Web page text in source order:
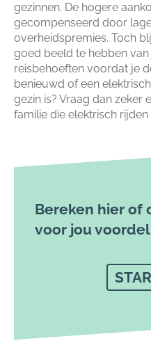
gezinnen. De hogere
gecompenseerd door
overheidspremies. Toch
goed beeld te hebben
reisbehoeften voordat je
benieuwd of een
gezin is? Vraag dan zeker
familie die elektrisch
Bereken hier of
voor jou